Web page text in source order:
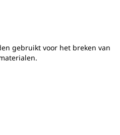
gebruikt voor het breken van